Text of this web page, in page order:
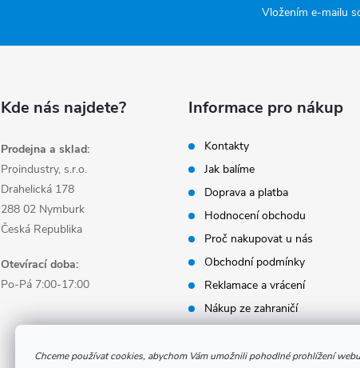
Chceme používat cookies, abychom Vám umožnili pohodlné prohlížení
Vložením e-mailu
Kde nás najdete?
Prodejna a sklad:
Proindustry, s.r.o.
Drahelická 178
288 02 Nymburk
Česká Republika
Otevírací doba:
Po-Pá 7:00-17:00
Informace pro nákup
Kontakty
Jak balíme
Doprava a platba
Hodnocení obchodu
Proč nakupovat u nás
Obchodní podmínky
Reklamace a vrácení
Nákup ze zahraničí